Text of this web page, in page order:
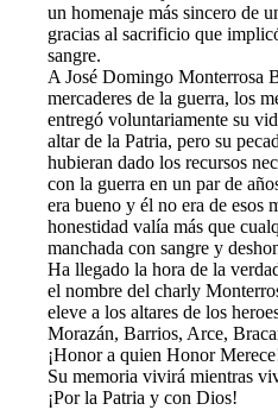
un homenaje más sincero de
gracias al sacrificio que
sangre.
A José Domingo Monterrosa
mercaderes de la guerra, los
entregó voluntariamente su
altar de la Patria, pero su
hubieran dado los recursos
con la guerra en un par de
era bueno y él no era de esos
honestidad valía más que
manchada con sangre y
Ha llegado la hora de la
el nombre del charly
eleve a los altares de los
Morazán, Barrios, Arce,
¡Honor a quien Honor
Su memoria vivirá mientras
¡Por la Patria y con Dios!